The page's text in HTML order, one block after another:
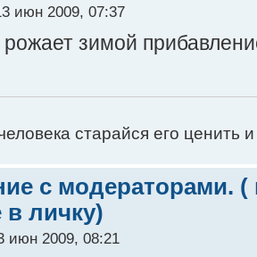
июн 2009, 07:37
рожает зимой
старайся его ценить
с модераторами.
личку)
июн 2009, 08:21